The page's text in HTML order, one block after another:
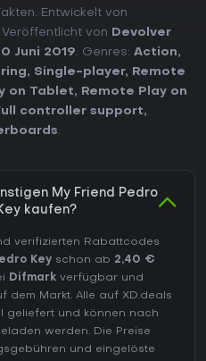
Entwickelt von
Veröffentlicht von
Devolver
Juni 2019. Genres: Action,
, Single-player,
Remote
on Tablet,
Remote Play on
controller support,
.
My Friend Pedro
kaufen?
verifizierten Rabattcodes
Key schon ab 2,40 €
Difmark verfügbar und
dem Markt. Alle auf XD.deals
geliefert und können nach
werden. Die Preise
und eingelöste